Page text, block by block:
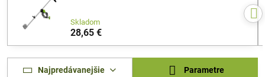
Skladom
28,65 €
Najpredávanejšie Parametre